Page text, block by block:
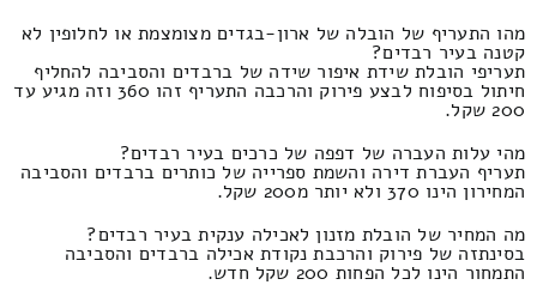
מהו התעריף של הובלה של ארון-בגדים מצומצמת או לחלופין לא
קטנה בעיר רבדים?
תעריפי הובלת שידת איפור שידה של ברבדים והסביבה להחליף
חיתול בסיפוח לבצע פירוק והרכבה התעריף זהו 360 וזה מגיע עד
200 שקל.
מהי עלות העברה של דפפה של כרכים בעיר רבדים?
תעריף העברת דירה והשמת ספרייה של כותרים ברבדים והסביבה
המחירון הינו 370 ולא יותר מ200 שקל.
מה המחיר של הובלת מזנון לאכילה ענקית בעיר רבדים?
בסינתזה של פירוק והרכבת נקודת אכילה ברבדים והסביבה
התמחור הינו לכל הפחות 200 שקל חדש.